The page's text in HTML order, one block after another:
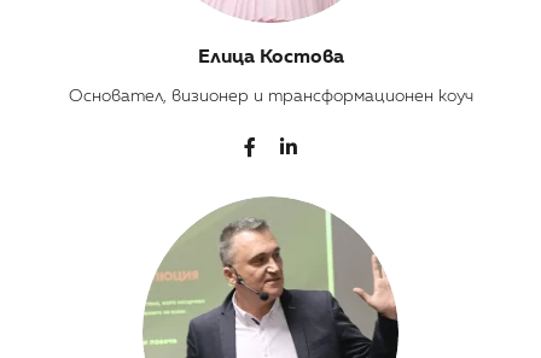
Елица Костова
Основател, визионер и трансформационен коуч